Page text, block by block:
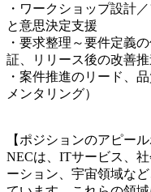
・ワークショップ設計
と意思決定支援
・要求整理～要件定義
証、リリース後の改善推
・案件推進のリード、
メンタリング）
【ポジションのアピール
NECは、ITサービス、
ーション、宇宙領域な